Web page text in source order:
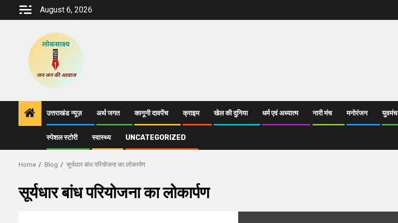
August 6, 2026
उत्तराखंड न्यूज़ अर्थ जगत कानूनी दावपेंच क्राइम खेल की दुनिया धर्म एवं अध्यात्म नारी मंच मनोरंजन युवमंच
स्पेशल स्टोरी स्वास्थ्य UNCATEGORIZED
Home Blog सूर्यधार बांध परियोजना का लोकार्पण
सूर्यधार बांध परियोजना का लोकार्पण